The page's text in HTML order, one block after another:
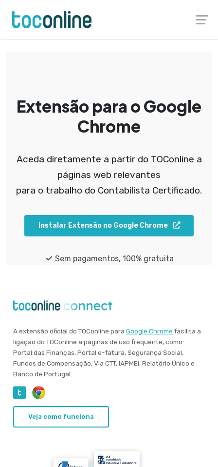
Extensão para o Google
Chrome​
Aceda diretamente a partir do TOConline a
páginas web relevantes
para o trabalho do Contabilista Certificado.
Instalar Extensão no Google Chrome
Sem pagamentos, 100% gratuita
A extensão oficial do TOConline para Google Chrome facilita a
ligação do TOConline a páginas de uso frequente, como:
Portal das Finanças, Portal e-fatura, Segurança Social,
Fundos de Compensação, Via CTT, IAPMEI, Relatório Único e
Banco de Portugal.
Veja como funciona